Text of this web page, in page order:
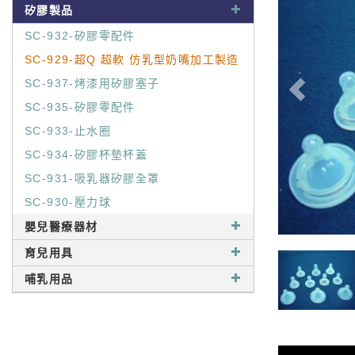
矽膠製品
SC-932-矽膠零配件
SC-929-超Q 超軟 仿乳型奶嘴加工製造
SC-937-烤漆用矽膠塞子
SC-935-矽膠零配件
SC-933-止水圈
SC-934-矽膠杯墊杯蓋
SC-931-吸乳器矽膠全罩
SC-930-壓力球
嬰兒醫療器材
育兒用具
哺乳用品